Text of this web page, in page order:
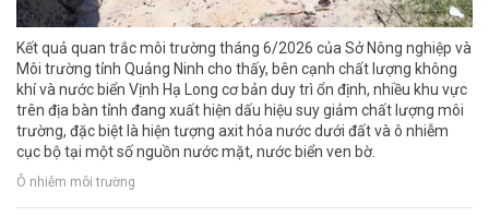
Kết quả quan trắc môi trường tháng 6/2026 của Sở Nông nghiệp và
Môi trường tỉnh Quảng Ninh cho thấy, bên cạnh chất lượng không
khí và nước biển Vịnh Hạ Long cơ bản duy trì ổn định, nhiều khu vực
trên địa bàn tỉnh đang xuất hiện dấu hiệu suy giảm chất lượng môi
trường, đặc biệt là hiện tượng axit hóa nước dưới đất và ô nhiễm
cục bộ tại một số nguồn nước mặt, nước biển ven bờ.
Ô nhiễm môi trường